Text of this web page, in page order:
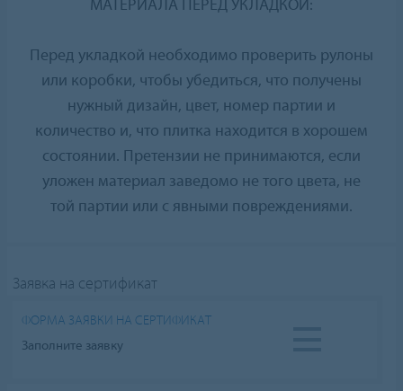
Перед укладкой необходимо проверить рулоны
или коробки, чтобы убедиться, что получены
нужный дизайн, цвет, номер партии и
количество и, что плитка находится в хорошем
состоянии. Претензии не принимаются, если
уложен материал заведомо не того цвета, не
той партии или с явными повреждениями.
Заявка на сертификат
ФОРМА ЗАЯВКИ НА СЕРТИФИКАТ
Заполните заявку